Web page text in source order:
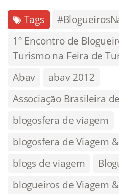
Tags
1º Encontro de
Turismo na Feira de
Abav
abav 2012
Associação Brasileira
blogosfera de viagem
blogosfera de Viagem
blogs de viagem
blogueiros de Viagem